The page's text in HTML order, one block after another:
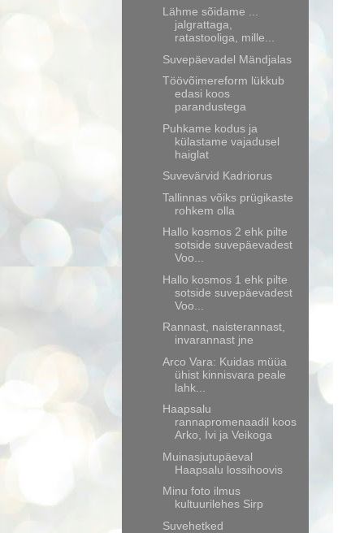
Lähme sõidame ...
jalgrattaga,
ratastooliga, mille...
Suvepäevadel Mändjalas
Töövõimereform lükkub
edasi koos
parandustega
Puhkame kodus ja
külastame vajadusel
haiglat
Suvevärvid Kadriorus
Tallinnas võiks prügikaste
rohkem olla
Hallo kosmos 2 ehk pilte
sotside suvepäevadest
Voo...
Hallo kosmos 1 ehk pilte
sotside suvepäevadest
Voo...
Rannast, naisterannast,
invarannast jne
Arco Vara: Kuidas müüa
ühist kinnisvara peale
lahk...
Haapsalu
rannapromenaadil koos
Arko, Ivi ja Veikoga
Muinasjutupäeval
Haapsalu lossihoovis
Minu foto ilmus
kultuurilehes Sirp
Suvehetked